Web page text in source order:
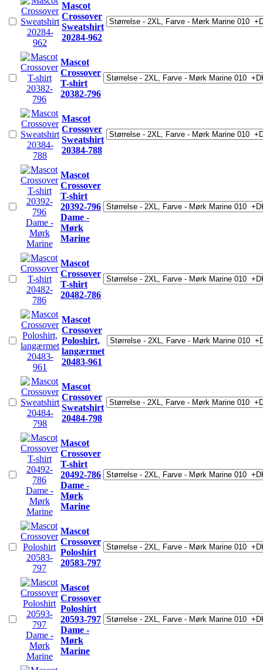
Mascot
Crossover
Sweatshirt
20284-962
Mascot
Crossover
T-shirt
20382-796
Mascot
Crossover
Sweatshirt
20384-788
Mascot
Crossover
T-shirt
20392-796
Dame -
Mørk
Marine
Mascot
Crossover
T-shirt
20482-786
Mascot
Crossover
Poloshirt,
langærmet
20483-961
Mascot
Crossover
Sweatshirt
20484-798
Mascot
Crossover
T-shirt
20492-786
Dame -
Mørk
Marine
Mascot
Crossover
Poloshirt
20583-797
Mascot
Crossover
Poloshirt
20593-797
Dame -
Mørk
Marine